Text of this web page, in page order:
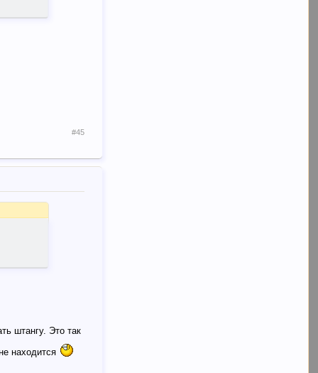
#45
штангу. Это так
находится